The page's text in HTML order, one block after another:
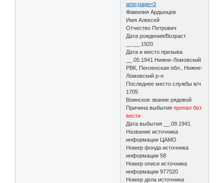
amp;page=3
Фамилия Ардынцев
Имя Алексей
Отчество Петрович
Дата рождения/Возраст
__.__.1920
Дата и место призыва
__.05.1941 Нижне-Ломовский
РВК, Пензенская обл., Нижне-
Ломовский р-н
Последнее место службы в/ч
1705
Воинское звание рядовой
Причина выбытияпропал без
вести
Дата выбытия __.09.1941
Название источника
информации ЦАМО
Номер фонда источника
информации 58
Номер описи источника
информации 977520
Номер дела источника